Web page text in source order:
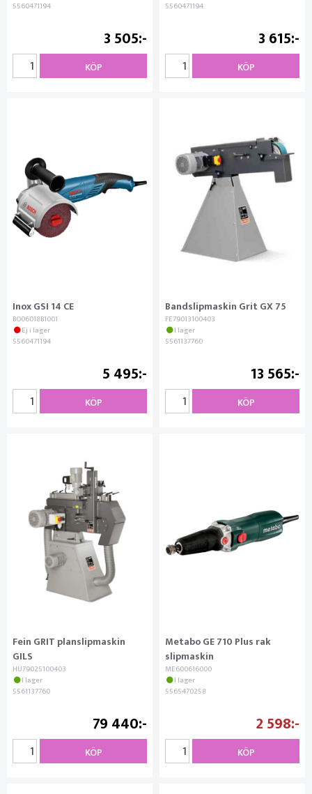
5560471194
3 505
KÖP
5560471194
3 615
KÖP
Inox GSI 14 CE
BO06018B1001
Ej i lager
5560471194
5 495
KÖP
Bandslipmaskin Grit GX 75
FE79013100403
I lager
5561137760
13 565
KÖP
Fein GRIT planslipmaskin
GILS
HU79025100403
I lager
5561137760
79 440
KÖP
Metabo GE 710 Plus rak
slipmaskin
ME600616000
I lager
5565470258
2 598
KÖP